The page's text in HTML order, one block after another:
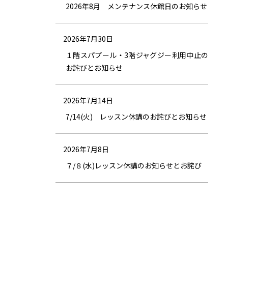
2026年8月 メンテナンス休館日のお知らせ
2026年7月30日
１階スパプール・3階ジャグジー利用中止の
お詫びとお知らせ
2026年7月14日
7/14(火) レッスン休講のお詫びとお知らせ
2026年7月8日
７/８(水)レッスン休講のお知らせとお詫び